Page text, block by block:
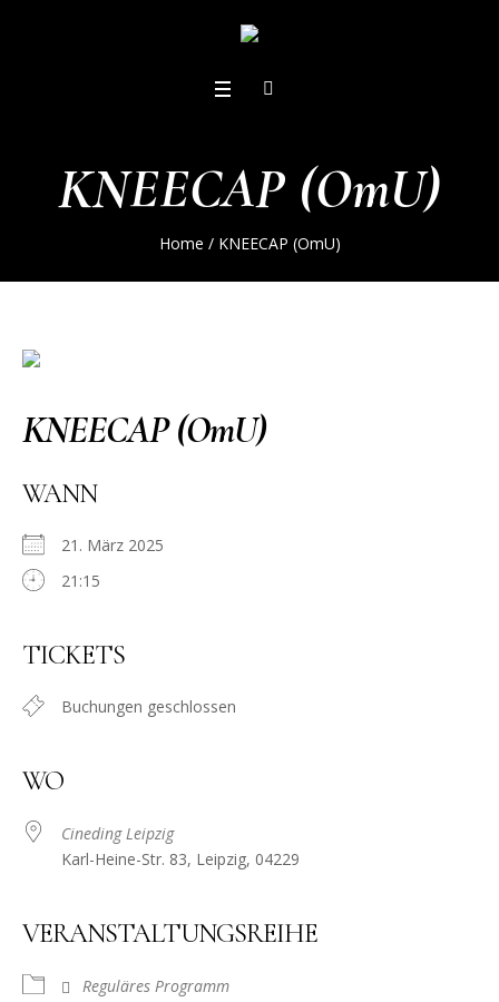
KNEECAP (OmU)
Home / KNEECAP (OmU)
KNEECAP (OmU)
WANN
21. März 2025
21:15
TICKETS
Buchungen geschlossen
WO
Cineding Leipzig
Karl-Heine-Str. 83, Leipzig, 04229
VERANSTALTUNGSREIHE
Reguläres Programm